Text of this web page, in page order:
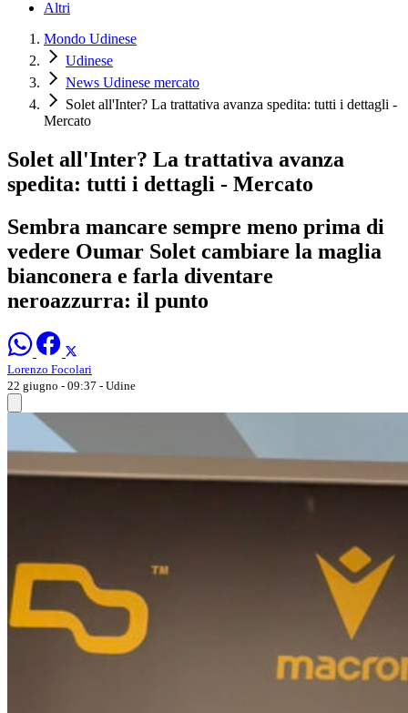
Altri
Mondo Udinese
Udinese
News Udinese mercato
Solet all'Inter? La trattativa avanza spedita: tutti i dettagli -
Mercato
Solet all'Inter? La trattativa avanza
spedita: tutti i dettagli - Mercato
Sembra mancare sempre meno prima di
vedere Oumar Solet cambiare la maglia
bianconera e farla diventare
neroazzurra: il punto
Lorenzo Focolari
22 giugno - 09:37 - Udine